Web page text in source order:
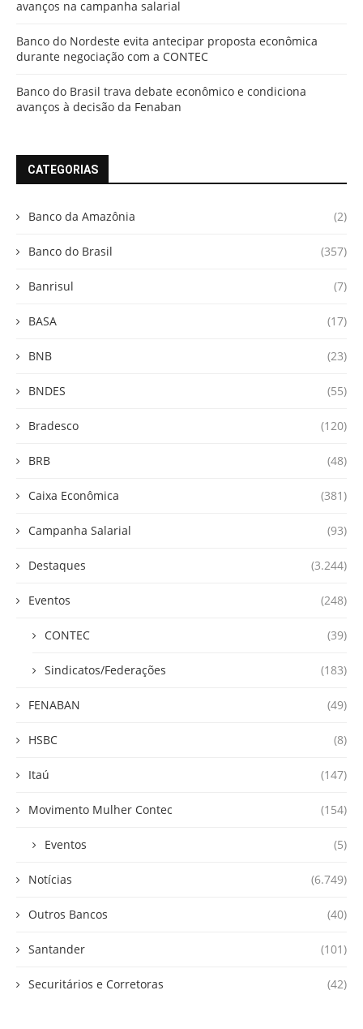
avanços na campanha salarial
Banco do Nordeste evita antecipar proposta econômica
durante negociação com a CONTEC
Banco do Brasil trava debate econômico e condiciona
avanços à decisão da Fenaban
CATEGORIAS
Banco da Amazônia (2)
Banco do Brasil (357)
Banrisul (7)
BASA (17)
BNB (23)
BNDES (55)
Bradesco (120)
BRB (48)
Caixa Econômica (381)
Campanha Salarial (93)
Destaques (3.244)
Eventos (248)
CONTEC (39)
Sindicatos/Federações (183)
FENABAN (49)
HSBC (8)
Itaú (147)
Movimento Mulher Contec (154)
Eventos (5)
Notícias (6.749)
Outros Bancos (40)
Santander (101)
Securitários e Corretoras (42)